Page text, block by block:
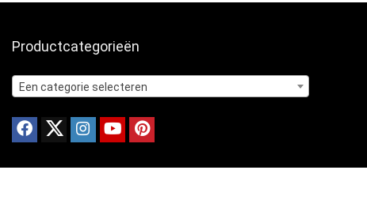
Productcategorieën
Een categorie selecteren